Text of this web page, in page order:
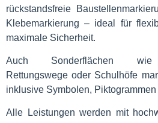
rückstandsfreie
Klebemarkierung – ideal für
maximale Sicherheit.
Auch Sonderflächen
Rettungswege oder Schulhöfe
inklusive Symbolen,
Alle Leistungen werden mit